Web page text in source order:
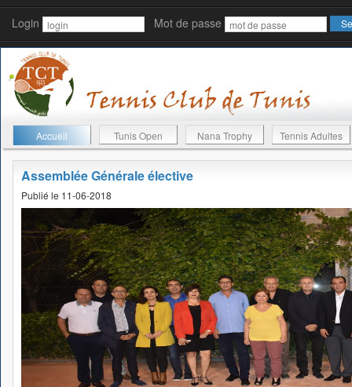
Login Mot de passe
Accueil Tunis Open Nana Trophy Tennis Adultes
Assemblée Générale élective
Publié le 11-06-2018